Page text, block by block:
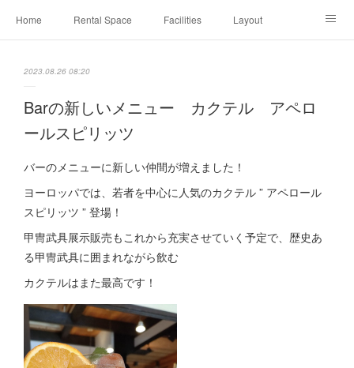
Home Rental Space Facilities Layout
2023.08.26 08:20
Barの新しいメニュー カクテル アペロ
ールスピリッツ
バーのメニューに新しい仲間が増えました！
ヨーロッパでは、若者を中心に人気のカクテル ” アペロール
スピリッツ ” 登場！
甲冑武具展示販売もこれから充実させていく予定で、歴史あ
る甲冑武具に囲まれながら飲む
カクテルはまた最高です！